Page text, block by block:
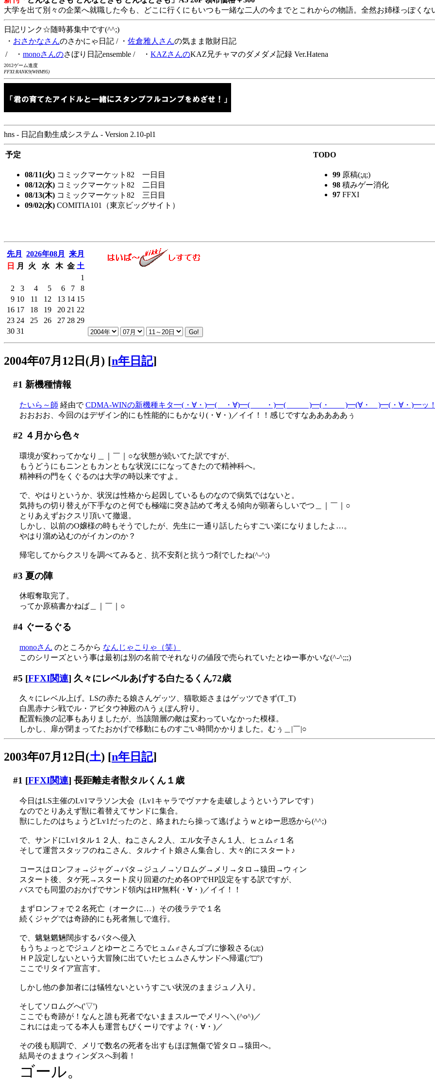
大学を出て別々の企業へ就職した今も、どこに行くにもいつも一緒な二人の今までとこれからの物語。全然お姉様っぽくな
日記リンク☆随時募集中です(^^;)
・ おさかなさんのさかにゃ日記 / ・ 佐倉雅人さんの気まま散財日記
/ ・ monoさんのさぼり日記ensemble / ・ KAZさんのKAZ兄チャマのダメダメ記録 Ver.Hatena
2012ゲーム進度
FFXI:RANK9(WHM95)
hns - 日記自動生成システム - Version 2.10-pl1
予定 TODO
08/11(火) コミックマーケット82 一日目
08/12(水) コミックマーケット82 二日目
08/13(木) コミックマーケット82 三日目
09/02(水) COMITIA101（東京ビッグサイト）
99 原稿(;д;)
98 積みゲー消化
97 FFXI
先月 2026年08月
来月
日
月 火 水 木 金 土
1
2
3 4 5 6 7
8
9 10 11 12 13 14 15
16 17 18 19 20 21 22
23 24 25 26 27 28 29
30 31
2004年07月12日(月) [n年日記]
#1 新機種情報
たいら～師 経由でCDMA-WINの新機種キタ━(・∀・)━( ・∀)━( ・)━( )━(・ )━(∀・ )━(・∀・)━ッ！
おおおお、今回のはデザイン的にも性能的にもかなり(・∀・)／イイ！！感じですなあああああぅ
#2 ４月から色々
環境が変わってかなり＿｜￣｜○な状態が続いてた訳ですが、
もうどうにもニンともカンともな状況にになってきたので精神科へ。
精神科の門をくぐるのは大学の時以来ですよ。
で、やはりというか、状況は性格から起因しているものなので病気ではないと。
気持ちの切り替えが下手なのと何でも極端に突き詰めて考える傾向が顕著らしいでつ＿｜￣｜○
とりあえずおクスリ頂いて撤退。
しかし、以前のO嬢様の時もそうでしたが、先生に一通り話したらすごい楽になりましたよ…。
やはり溜め込むのがイカンのか？
帰宅してからクスリを調べてみると、抗不安剤と抗うつ剤でしたね(^-^;)
#3 夏の陣
休暇奪取完了。
ってか原稿書かねば＿｜￣｜○
#4ぐーるぐる
monoさん のところから なんじゃこりゃ（笑）
このシリーズという事は最初は別の名前でそれなりの値段で売られていたとゆー事かいな(^-^;;;)
#5 [FFXI関連] 久々にレベルあげする白たるくん72歳
久々にレベル上げ。LSの赤たる娘さんゲッツ、猫歌姫さまはゲッツできず(T_T)
白黒赤ナシ戦でル・アビタウ神殿のAうぇぽん狩り。
配置転換の記事もありましたが、当該階層の敵は変わっていなかった模様。
しかし、扉が閉まってたおかげで移動にものすごい時間かかりました。むぅ＿|￣|○
2003年07月12日(土) [n年日記]
#1 [FFXI関連] 長距離走者獣タルくん１歳
今日はLS主催のLv1マラソン大会（Lv1キャラでヴァナを走破しようというアレです）
なのでとりあえず獣に着替えてサンドに集合。
獣にしたのはちょうどLv1だったのと、絡まれたら操って逃げようｗとゆー思惑から(^^;)
で、サンドにLv1タル１２人、ねこさん２人、エル女子さん１人、ヒュム♂１名
そして運営スタッフのねこさん、タルナイト娘さん集合し、大々的にスタート♪
コースはロンフォ→ジャグ→バタ→ジュノ→ソロムグ→メリ→タロ→猿田→ウィン
スタート後、タゲ死→スタート戻り回避のため各OPでHP設定をする訳ですが、
バスでも同盟のおかげでサンド領内はHP無料(・∀・)／イイ！！
まずロンフォで２名死亡（オークに…）その後ラテで１名
続くジャグでは奇跡的にも死者無しで進行。
で、魑魅魍魎闊歩するバタへ侵入
もうちょっとでジュノとゆーところでヒュム♂さんゴブに惨殺さる(;д;)
ＨＰ設定しないという大冒険に出ていたヒュムさんサンドへ帰還(;°□°)
ここでリタイア宣言す。
しかし他の参加者には犠牲ないというすごい状況のままジュノ入り。
そしてソロムグへ('▽')
ここでも奇跡が！なんと誰も死者でないままスルーでメリへ＼(^o^)／
これには走ってる本人も運営もびくーりですよ？(・∀・)／
その後も順調で、メリで数名の死者を出すもほぼ無傷で皆タロ→猿田へ。
結局そのままウィンダスへ到着！
ゴール。